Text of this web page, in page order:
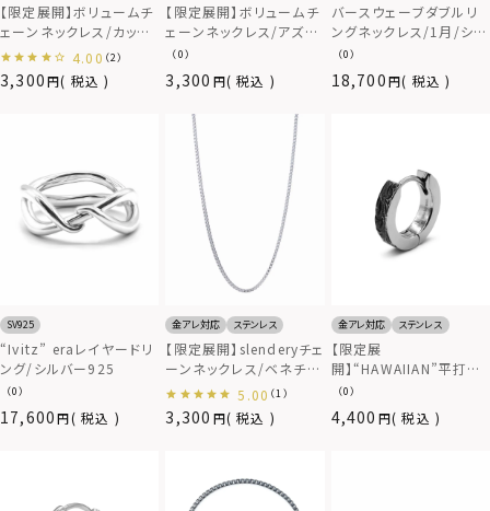
【限定展開】ボリュームチ
ェーンネックレス/カット
アズキ0.56cm/サージカ
ルステンレス316L（金属
アレルギー対応）
4.00 （2）
3,300 税込
【限定展開】ボリュームチ
ェーンネックレス/アズキ
0.65cm/サージカルステ
ンレス316L（金属アレル
ギー対応）
（0）
3,300 税込
バースウェーブダブルリ
ングネックレス/1月/シル
バー925
（0）
18,700 税込
SV925
“Ivitz” eraレイヤードリ
ング/シルバー925
（0）
17,600 税込
金アレ対応 ステンレス
【限定展開】slenderyチェ
ーンネックレス/ベネチア
ンチェーン/シルバー/サ
ージカルステンレス
316L（金属アレルギー対
5.00 （1）
3,300 税込
金アレ対応 ステンレス
【限定展
開】“HAWAIIAN”平打ち
フープピアス/サージカル
ステンレス（金属アレルギ
ー対応）
（0）
4,400 税込